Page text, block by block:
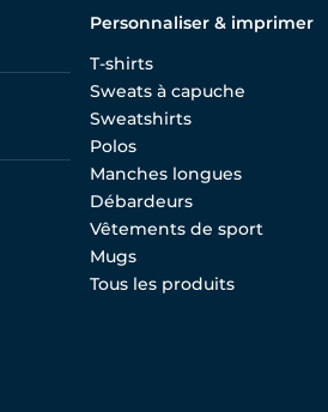
Personnaliser & imprimer
T-shirts
Sweats à capuche
Sweatshirts
Polos
Manches longues
Débardeurs
Vêtements de sport
Mugs
Tous les produits